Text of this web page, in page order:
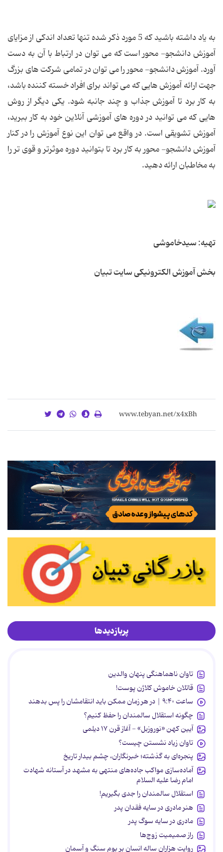
به یاد داشته باشید که 5 مورد ذکر شده تنها تعداد اندکی از مزایای
آموزش دانشجو- محور است که می توان در ارتباط با آن به دست
آورد. آموزش دانشجو- محور را می توان در تمامی شرکت های بزرگ
جهت ارائه آموزش هایی که می تواند برای افراد خسته کننده باشد،
به کار برد تا آموزش جذاب و چند جانبه شود. یکی دیگر از روش
هایی که می توانید در دوره های آموزشی آنلاین خود به کار ببرید،
آموزش تشویقی است. در واقع می توان این نوع آموزش را در کنار
آموزش دانشجو- محور به کار برد تا بتوانید دوره موثرتر و قوی تر را
به مخاطبان ارائه دهید.
تهیه: سیدخاموشی
بخش آموزش الکترونیکی سایت تبیان
پربازدیدها
تاوان ناهماهنگی پنهان والدین
قاتلان خاموش کلاژن پوست!
ساعت ۹:۴۰ | در هر زمان ممکن باید انتقامشان را پس بدهند
چگونه استقلال سالمندان را حفظ کنیم؟
آیین کهن «نوروزبل» - آغاز قرن ۱۷ دیلمی
تاوان زیاد نشستن چیست؟
پنجره‌ای به گذشته؛ خبرنگاران، چشم بیدار تاریخ
آماده‌سازی مواکب جاده‌های منتهی به مشهد در آستانه شهادت
امام رضا علیه السلام
استقلال سالمندان را جدی بگیریم!
هنر مادری در سایه‌ فقدان پدر
مادری در سایه سوگ پدر
راز صمیمیت زوج‌ها
روایت هزاران ساله انسان بر بوم سنگ و آسمان